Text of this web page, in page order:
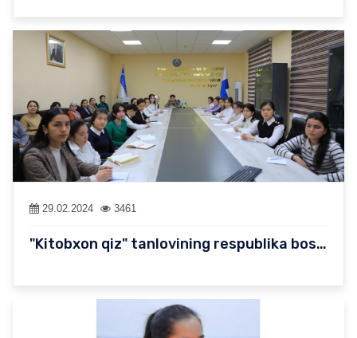
29.02.2024 3461
"Kitobxon qiz" tanlovining respublika bosqichi bo'lib o'tdi